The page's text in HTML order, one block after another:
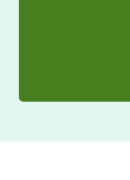
ジニ
お客
める
ソフ